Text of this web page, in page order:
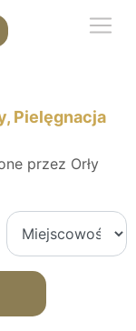
Pielęgnacja
przez Orły